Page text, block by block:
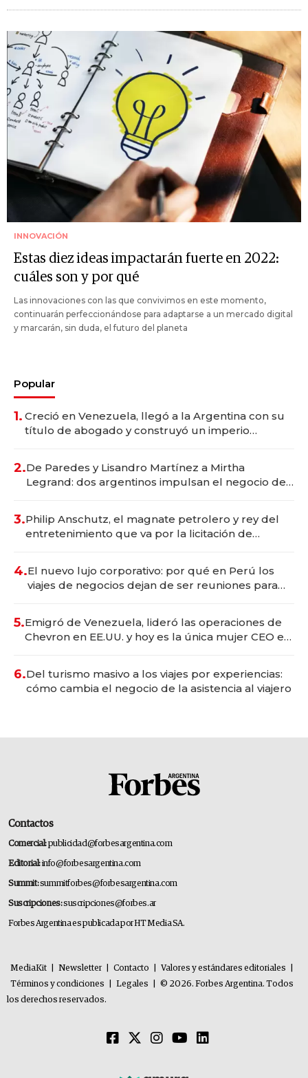
INNOVACIÓN
Estas diez ideas impactarán fuerte en 2022:
cuáles son y por qué
Las innovaciones con las que convivimos en este momento,
continuarán perfeccionándose para adaptarse a un mercado digital
y marcarán, sin duda, el futuro del planeta
Popular
1. Creció en Venezuela, llegó a la Argentina con su
título de abogado y construyó un imperio
2.De Paredes y Lisandro Martínez a Mirtha
Legrand: dos argentinos impulsan el negocio del
3.Philip Anschutz, el magnate petrolero y rey del
entretenimiento que va por la licitación de
4.El nuevo lujo corporativo: por qué en Perú los
viajes de negocios dejan de ser reuniones para
5.Emigró de Venezuela, lideró las operaciones de
Chevron en EE.UU. y hoy es la única mujer CEO en
6.Del turismo masivo a los viajes por experiencias:
cómo cambia el negocio de la asistencia al viajero
Contactos
Comercial:publicidad@forbesargentina.com
Editorial:info@forbesargentina.com
Summit:summitforbes@forbesargentina.com
Suscripciones:suscripciones@forbes.ar
Forbes Argentina es publicada por HT Media SA.
MediaKit Newsletter Contacto Valores y estándares editoriales
Términos y condiciones
Legales
© 2026. Forbes Argentina. Todos
los derechos reservados.